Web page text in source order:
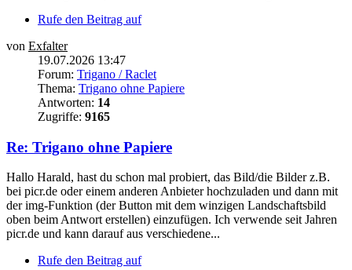
Rufe den Beitrag auf
von Exfalter
19.07.2026 13:47
Forum: Trigano / Raclet
Thema: Trigano ohne Papiere
Antworten: 14
Zugriffe: 9165
Re: Trigano ohne Papiere
Hallo Harald, hast du schon mal probiert, das Bild/die Bilder z.B.
bei picr.de oder einem anderen Anbieter hochzuladen und dann mit
der img-Funktion (der Button mit dem winzigen Landschaftsbild
oben beim Antwort erstellen) einzufügen. Ich verwende seit Jahren
picr.de und kann darauf aus verschiedene...
Rufe den Beitrag auf